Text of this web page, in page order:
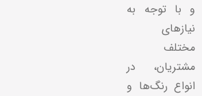
و با توجه به
نیازهای
مختلف
مشتریان، در
انواع رنگ‌ها و